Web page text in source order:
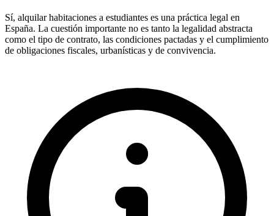
Sí, alquilar habitaciones a estudiantes es una práctica legal en
España. La cuestión importante no es tanto la legalidad abstracta
como el tipo de contrato, las condiciones pactadas y el cumplimiento
de obligaciones fiscales, urbanísticas y de convivencia.